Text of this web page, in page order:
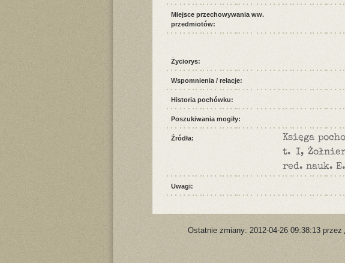
Miejsce przechowywania ww.
przedmiotów:
Życiorys:
Wspomnienia / relacje:
Historia pochówku:
Poszukiwania mogiły:
Źródła:
Księga
t. I,
red. nauk. E.
Uwagi:
Ostatnie zmiany: 2012-04-26 09:38:13 przez